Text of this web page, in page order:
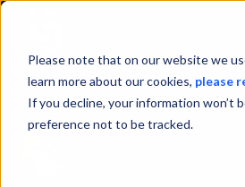
Please note that on our website we
learn more about our cookies, please
If you decline, your information won’t
preference not to be tracked.